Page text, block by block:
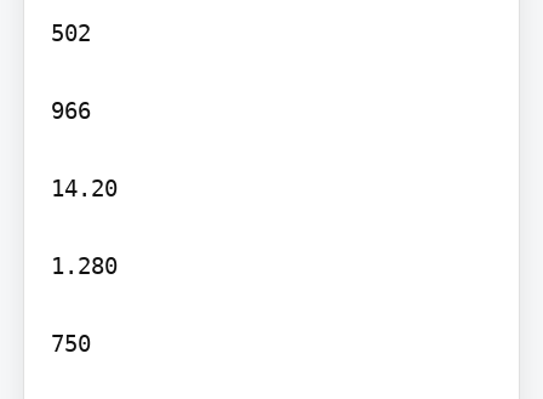
502
966
14.20
1.280
750